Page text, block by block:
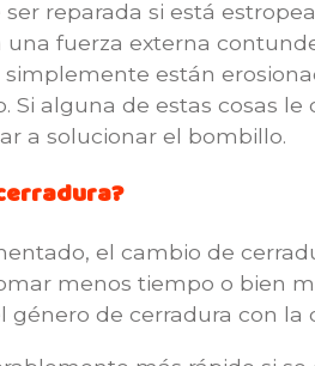
reparada si está
fuerza externa
están
Si alguna de estas cosas
a solucionar el bombillo.
el cambio de
menos tiempo o bien
de cerradura con la